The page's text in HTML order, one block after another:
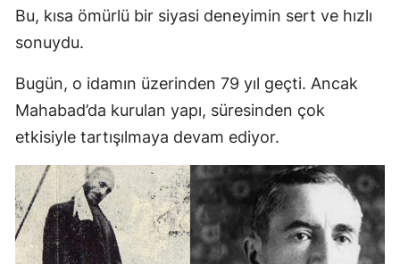
Bu, kısa ömürlü bir siyasi deneyimin sert ve hızlı
sonuydu.
Bugün, o idamın üzerinden 79 yıl geçti. Ancak
Mahabad’da kurulan yapı, süresinden çok
etkisiyle tartışılmaya devam ediyor.